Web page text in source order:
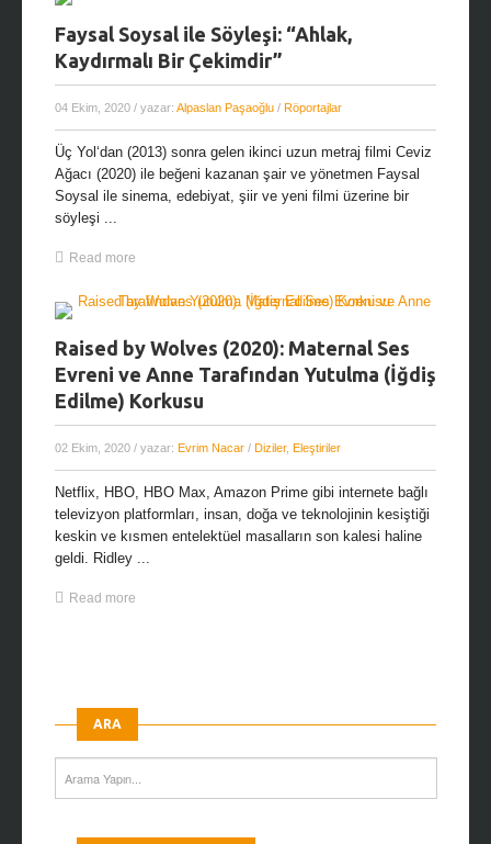
Faysal Soysal ile Söyleşi: “Ahlak,
Kaydırmalı Bir Çekimdir”
04 Ekim, 2020 / yazar: Alpaslan Paşaoğlu / Röportajlar
Üç Yol‘dan (2013) sonra gelen ikinci uzun metraj filmi Ceviz
Ağacı (2020) ile beğeni kazanan şair ve yönetmen Faysal
Soysal ile sinema, edebiyat, şiir ve yeni filmi üzerine bir
söyleşi ...
Read more
Raised by Wolves (2020): Maternal Ses
Evreni ve Anne Tarafından Yutulma (İğdiş
Edilme) Korkusu
02 Ekim, 2020 / yazar: Evrim Nacar / Diziler, Eleştiriler
Netflix, HBO, HBO Max, Amazon Prime gibi internete bağlı
televizyon platformları, insan, doğa ve teknolojinin kesiştiği
keskin ve kısmen entelektüel masalların son kalesi haline
geldi. Ridley ...
Read more
ARA